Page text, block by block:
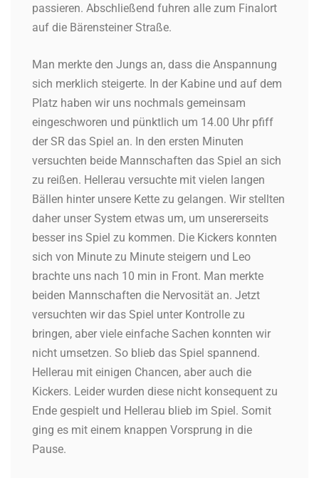
passieren. Abschließend fuhren alle zum Finalort
auf die Bärensteiner Straße.
Man merkte den Jungs an, dass die Anspannung
sich merklich steigerte. In der Kabine und auf dem
Platz haben wir uns nochmals gemeinsam
eingeschworen und pünktlich um 14.00 Uhr pfiff
der SR das Spiel an. In den ersten Minuten
versuchten beide Mannschaften das Spiel an sich
zu reißen. Hellerau versuchte mit vielen langen
Bällen hinter unsere Kette zu gelangen. Wir stellten
daher unser System etwas um, um unsererseits
besser ins Spiel zu kommen. Die Kickers konnten
sich von Minute zu Minute steigern und Leo
brachte uns nach 10 min in Front. Man merkte
beiden Mannschaften die Nervosität an. Jetzt
versuchten wir das Spiel unter Kontrolle zu
bringen, aber viele einfache Sachen konnten wir
nicht umsetzen. So blieb das Spiel spannend.
Hellerau mit einigen Chancen, aber auch die
Kickers. Leider wurden diese nicht konsequent zu
Ende gespielt und Hellerau blieb im Spiel. Somit
ging es mit einem knappen Vorsprung in die
Pause.